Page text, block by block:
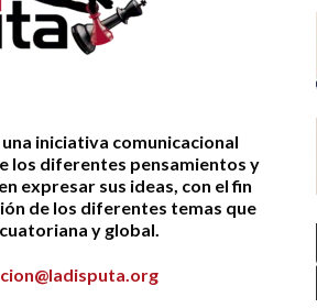
iniciativa comunicacional
los diferentes pensamientos y
expresar sus ideas, con el fin
de los diferentes temas que
y global.